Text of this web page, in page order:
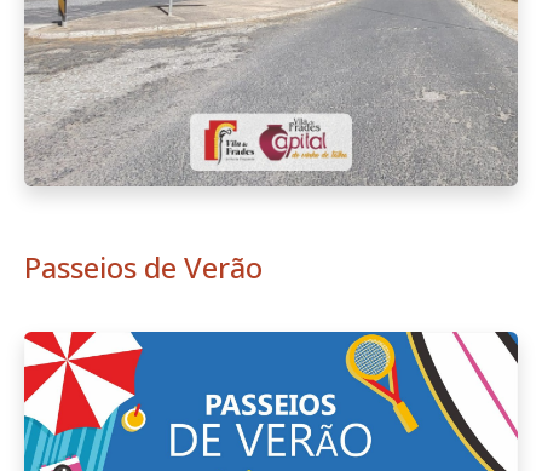
Passeios de Verão